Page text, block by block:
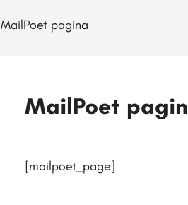
MailPoet pagina
MailPoet
[mailpoet_page]